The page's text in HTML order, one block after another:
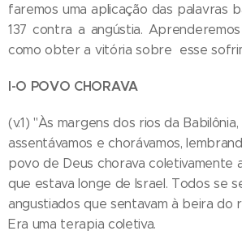
faremos uma aplicação das palavras
137 contra a angústia.
como obter a vitória sobre esse
I-O POVO CHORAVA
(v.1) "Às margens dos rios da
assentávamos e chorávamos,
povo de Deus chorava coletivamente
que estava longe de Israel. Todos se
angustiados que sentavam à beira do
Era uma terapia coletiva.